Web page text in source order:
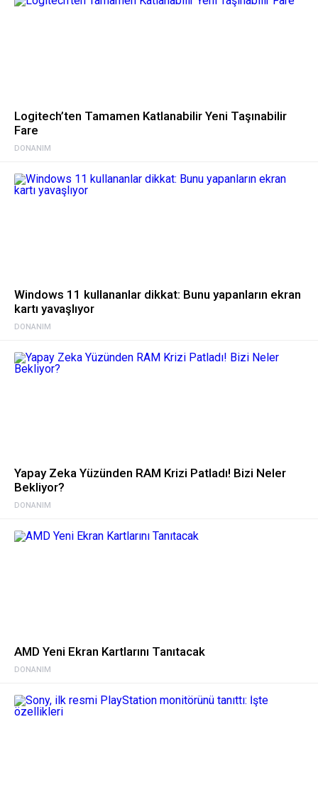
DONANIM
Logitech’ten Tamamen Katlanabilir Yeni Taşınabilir
Fare
DONANIM
Windows 11 kullananlar dikkat: Bunu yapanların ekran
kartı yavaşlıyor
DONANIM
Yapay Zeka Yüzünden RAM Krizi Patladı! Bizi Neler
Bekliyor?
DONANIM
AMD Yeni Ekran Kartlarını Tanıtacak